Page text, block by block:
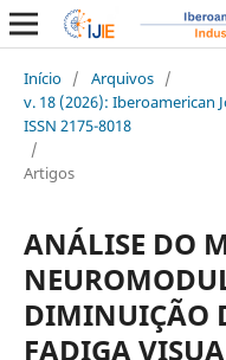
Início / Arquivos /
v. 18 (2026): Iberoamerican
ISSN 2175-8018
/
Artigos
ANÁLISE DO
DIMINUIÇÃO
FADIGA